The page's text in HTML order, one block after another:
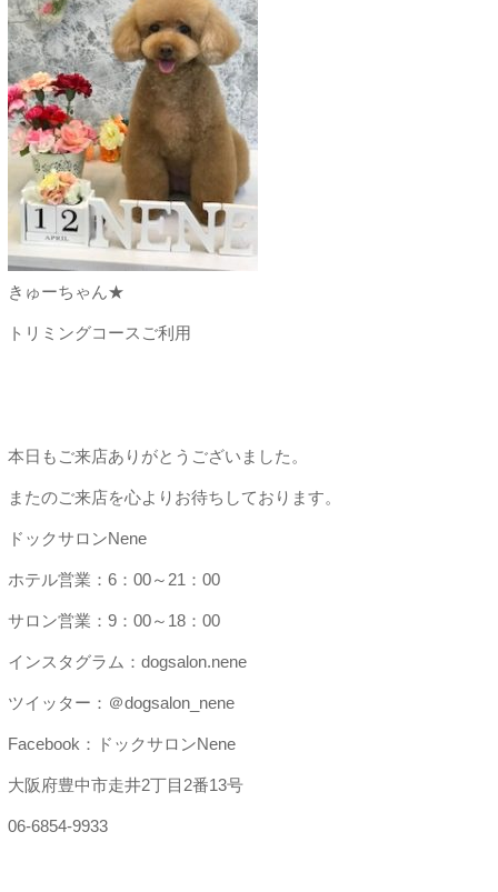
きゅーちゃん★
トリミングコースご利用
本日もご来店ありがとうございました。
またのご来店を心よりお待ちしております。
ドックサロンNene
ホテル営業：6：00～21：00
サロン営業：9：00～18：00
インスタグラム：dogsalon.nene
ツイッター：＠dogsalon_nene
Facebook：ドックサロンNene
大阪府豊中市走井2丁目2番13号
06-6854-9933